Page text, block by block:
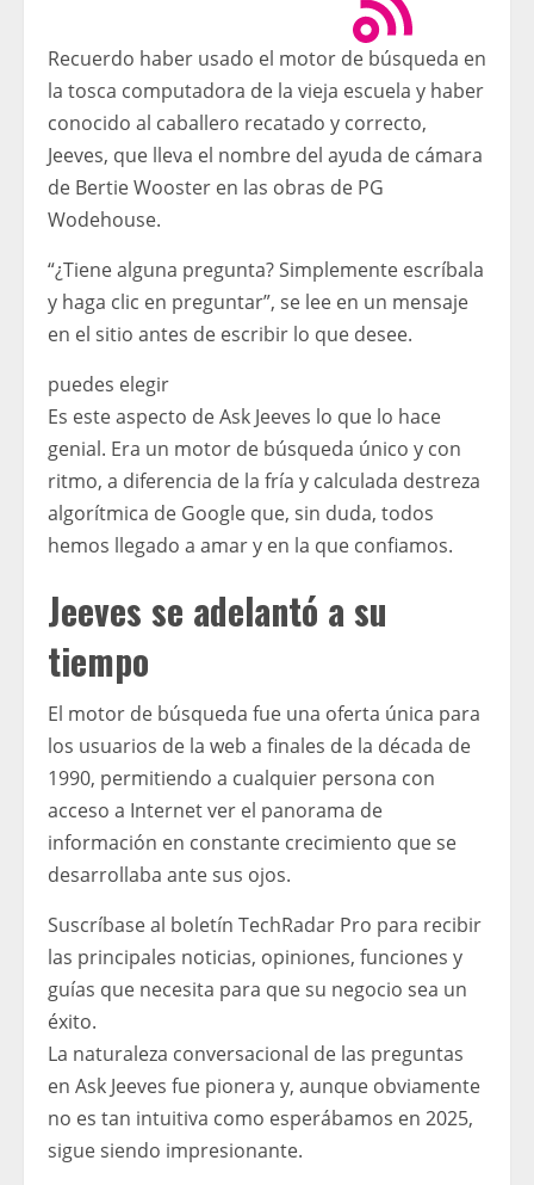
Recuerdo haber usado el motor de búsqueda en
la tosca computadora de la vieja escuela y haber
conocido al caballero recatado y correcto,
Jeeves, que lleva el nombre del ayuda de cámara
de Bertie Wooster en las obras de PG
Wodehouse.
“¿Tiene alguna pregunta? Simplemente escríbala
y haga clic en preguntar”, se lee en un mensaje
en el sitio antes de escribir lo que desee.
puedes elegir
Es este aspecto de Ask Jeeves lo que lo hace
genial. Era un motor de búsqueda único y con
ritmo, a diferencia de la fría y calculada destreza
algorítmica de Google que, sin duda, todos
hemos llegado a amar y en la que confiamos.
Jeeves se adelantó a su
tiempo
El motor de búsqueda fue una oferta única para
los usuarios de la web a finales de la década de
1990, permitiendo a cualquier persona con
acceso a Internet ver el panorama de
información en constante crecimiento que se
desarrollaba ante sus ojos.
Suscríbase al boletín TechRadar Pro para recibir
las principales noticias, opiniones, funciones y
guías que necesita para que su negocio sea un
éxito.
La naturaleza conversacional de las preguntas
en Ask Jeeves fue pionera y, aunque obviamente
no es tan intuitiva como esperábamos en 2025,
sigue siendo impresionante.